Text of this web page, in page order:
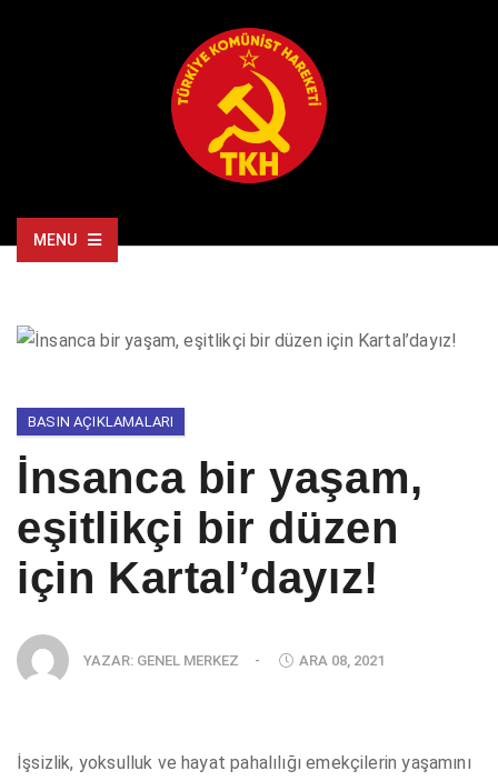
MENU
BASIN AÇIKLAMALARI
İnsanca bir yaşam,
eşitlikçi bir düzen
için Kartal’dayız!
YAZAR: GENEL MERKEZ - ARA 08, 2021
İşsizlik, yoksulluk ve hayat pahalılığı emekçilerin yaşamını